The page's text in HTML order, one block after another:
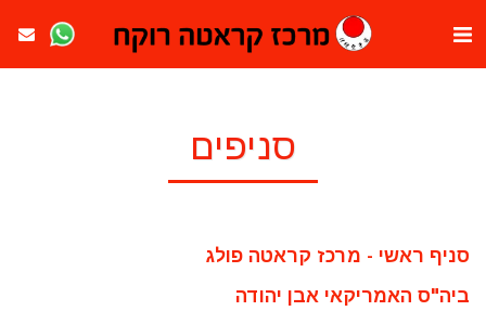
סניפים
סניף ראשי - מרכז קראטה פולג
ביה"ס האמריקאי אבן יהודה